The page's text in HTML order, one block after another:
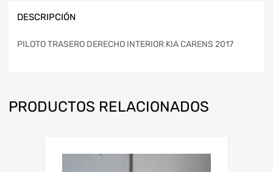
DESCRIPCIÓN
PILOTO TRASERO DERECHO INTERIOR KIA CARENS 2017
PRODUCTOS RELACIONADOS